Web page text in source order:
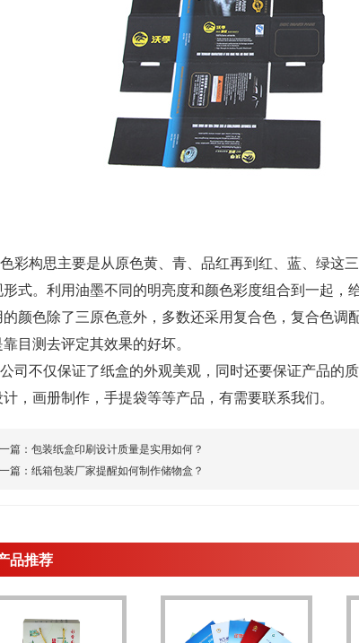
构思主要是从原色黄、青、品红再到红、蓝、绿这
式。利用油墨不同的明亮度和颜色彩度组合到一起
颜色除了三原色意外，多数还采用复合色，复合色
目测去评定其效果的好坏。
不仅保证了纸盒的外观美观，同时还要保证产品的
，画册制作，手提袋等等产品，有需要联系我们。
篇： 包装纸盒印刷设计质量是实用如何？
篇： 纸箱包装厂家提醒如何制作储物盒？
品推荐